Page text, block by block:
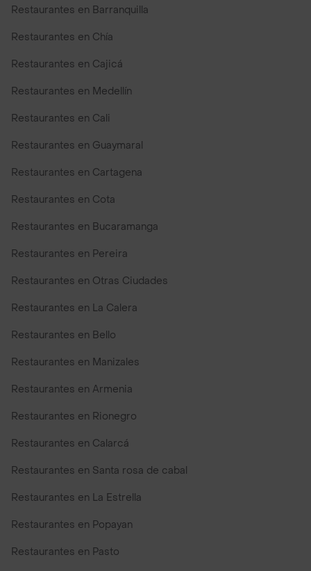
Restaurantes en Barranquilla
Restaurantes en Chía
Restaurantes en Cajicá
Restaurantes en Medellín
Restaurantes en Cali
Restaurantes en Guaymaral
Restaurantes en Cartagena
Restaurantes en Cota
Restaurantes en Bucaramanga
Restaurantes en Pereira
Restaurantes en Otras Ciudades
Restaurantes en La Calera
Restaurantes en Bello
Restaurantes en Manizales
Restaurantes en Armenia
Restaurantes en Rionegro
Restaurantes en Calarcá
Restaurantes en Santa rosa de cabal
Restaurantes en La Estrella
Restaurantes en Popayan
Restaurantes en Pasto